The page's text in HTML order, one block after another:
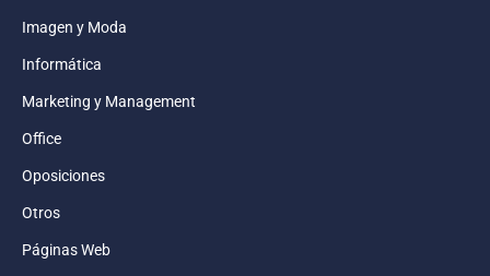
Imagen y Moda
Informática
Marketing y Management
Office
Oposiciones
Otros
Páginas Web